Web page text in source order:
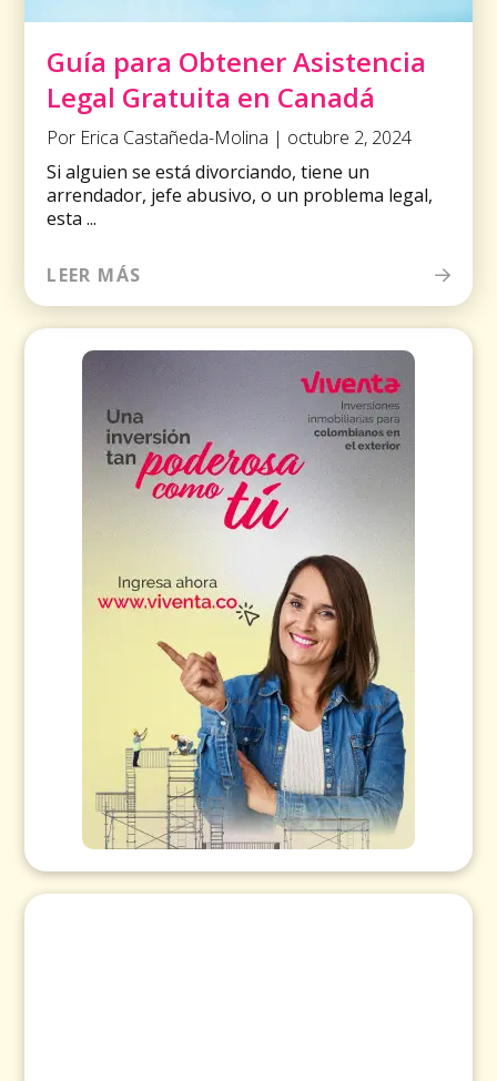
Guía para Obtener Asistencia
Legal Gratuita en Canadá
Por Erica Castañeda-Molina | octubre 2, 2024
Si alguien se está divorciando, tiene un
arrendador, jefe abusivo, o un problema legal,
esta ...
LEER MÁS